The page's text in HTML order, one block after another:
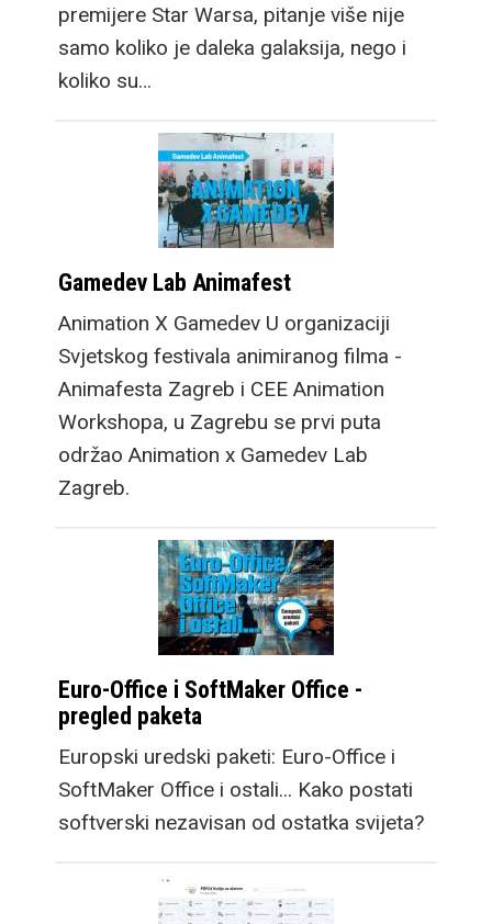
premijere Star Warsa, pitanje više nije
samo koliko je daleka galaksija, nego i
koliko su…
Gamedev Lab Animafest
Animation X Gamedev U organizaciji
Svjetskog festivala animiranog filma -
Animafesta Zagreb i CEE Animation
Workshopa, u Zagrebu se prvi puta
održao Animation x Gamedev Lab
Zagreb.
Euro-Office i SoftMaker Office -
pregled paketa
Europski uredski paketi: Euro-Office i
SoftMaker Office i ostali... Kako postati
softverski nezavisan od ostatka svijeta?